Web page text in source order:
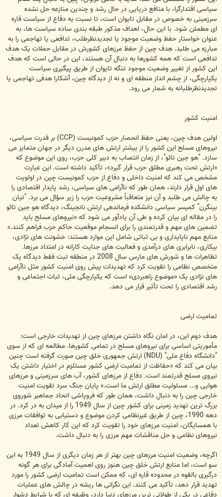
سیاسی اقتدارگرا، با منافع دریایی در حال رشد و چندین منازعه حل نشده
سرزمینی به خصوص در مقابل تایوان است، تا نسبت به دفاع از سیاست قاره
ای مطمئن شود. با این حال، اهداف مذکور طبقه بندی ساده سیاست ها، به
عنوان خواستار حفظ وضعیت موجود یا تجدیدنظرطلب، تدافعی یا تهاجمی را به
مبارزه می طلبد. هدف چین از حفظ مرزهای کشورش در مقابل حملات یک هدف
تدافعی است که همه کشورها به دنبال آن هستند، این در حالی است که هدف
این کشور از تغییر وضعیت موجود تنگه تایوان از طریق پیگیری سیاست
یکپارچگی، از چشم انداز منطقه ای و نه از دیدگاه چین، آشکارا هدفی تهاجمی یا
تجدیدنظرطلبانه به شمار می رود.
امنیت کشور
اولین هدف چین، یعنی حفظ انحصار حزب کمونیست (CCP) بر قدرت سیاسی،
نیروهای مسلح این کشور را از بیشتر ارتش های مدرن دیگر در جهان متمایز می
سازد. "هو جین تائو"، از زمان انتصاب به دبیر کلی حزب، روی این موضوع که
«ارتش تحت رهبری مطلق حزب قرار گیرد»، تأکید داشته است. این عبارت
مشخص می کند که امنیت داخلی و دفاع از حزب کمونیست چین در اولویت
های اول قرار دارند، همان طور که ناآرامی های سیاسی، رشد پایدار اقتصادی را
به چالش می طلبد و آن نیز متعاقباً مشروعیت حزب را زیر سؤال می برد. "تیان
بینگرن" کمیسر سیاسی دانشکده فرماندهی ارتش نانجینگ، دیدگاه هو جین تائو
را در مقاله ای بیان کرده و طی آن یادآور می شود که «نیروهای مسلح باید
تضمین های مهم و قدرتمندی را برای انسجام موقعیت حاکم حزب فراهم کنند.»
منابع مهم ناپایداری و بی ثباتی شامل این موارد هستند: خشونت های نژادی،
بیکاری، نابرابری های درآمدی و فعالیت های جنایت کارانه در امتداد مرزها.
تظاهرات ها و شورش های مارس سال 2008 در منطقه تبت فقط دیدگاه یک
متخصص نظامی را تقویت کرد که تهدیدات پیش روی امنیت کشور مثل ناآرامی
های نژادی یک «موضوع راهبردی» است که یکپارچگی ملی، ثبات اجتماعی و
رشد اقتصادی را تحت تأثیر قرار می دهد.
تمامیت ارضی
هدف دوم این، در امان نگاه داشتن مرزهای چین از تهدیدات خارجی است:
مأموریتی اساسی برای نیروهای مسلح در تمامی کشورها. مطالعه ای که از سوی
"دانشگاه دفاع ملی" (NDU) ارتش جمهوری خلق چین صورت گرفته است چنین
بیان می کند که «حفاظت از تمامیت ارضی کشور مستلزم در اختیار داشتن یک
نیروی مسلح قدرتمند است. دفاع از مرزهای کشور، آب های سرزمینی و مرزهای
هوایی و... مسئولیت مطلق ارتش ما است.» پایان جنگ سرد تقویت امنیت
خارجی چین را به دنبال داشت، همان طور که فروپاشی اتحاد جماهیر شوروی
بزرگ ترین تهدید زمینی برای کشور چین از سال 1949 را از میدان به در کرد. در
دهه 1990، چین از طریق غیرنظامی کردن موضوع و دستیابی به توافقات مرزی
با همسایگان، امنیت مرزهای خود را تقویت کرد که این کار کاهش تعداد
نیروهای نظامی و حل مناقشات مهم مرزی را به دنبال داشت.
اگرچه، وضعیت امنیت مرزهای چین بهتر از هر زمان دیگری از سال 1949 به این
سو است، اما منابع ارتش خلق چین هنوز روی اهمیت آمادگی برای هر گونه
درگیری بالقوه در محدوده قاره ای، که ممکن است تمامیت ارضی کشور را مورد
تهدید قرار دهد، تأکید می کنند. این نگرانی ها ریشه در چالش های عملیات
دفاعی در یکی از طولانی ترین مرزهای دنیا دارد، وظیفه ای که با شرایط دشوار